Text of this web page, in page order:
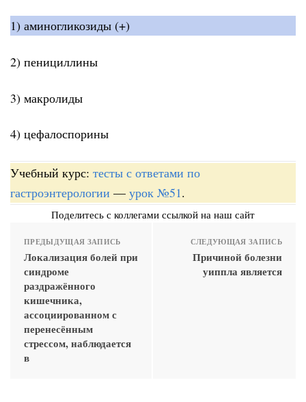
1) аминогликозиды (+)
2) пенициллины
3) макролиды
4) цефалоспорины
Учебный курс: тесты с ответами по
гастроэнтерологии — урок №51.
Поделитесь с коллегами ссылкой на наш сайт
ПРЕДЫДУЩАЯ ЗАПИСЬ
Локализация болей при
синдроме
раздражённого
кишечника,
ассоциированном с
перенесённым
стрессом, наблюдается
в
СЛЕДУЮЩАЯ ЗАПИСЬ
Причиной болезни
уиппла является